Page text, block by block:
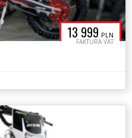
13 999 PLN
FAKTURA VAT